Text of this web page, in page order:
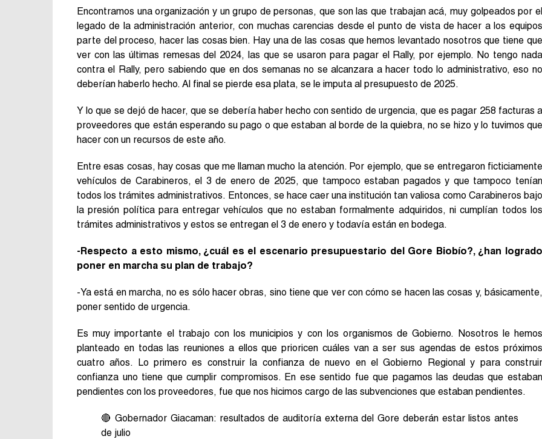
Encontramos una organización y un grupo de personas, que son las que trabajan acá, muy golpeados por el
legado de la administración anterior, con muchas carencias desde el punto de vista de hacer a los equipos
parte del proceso, hacer las cosas bien. Hay una de las cosas que hemos levantado nosotros que tiene que
ver con las últimas remesas del 2024, las que se usaron para pagar el Rally, por ejemplo. No tengo nada
contra el Rally, pero sabiendo que en dos semanas no se alcanzara a hacer todo lo administrativo, eso no
deberían haberlo hecho. Al final se pierde esa plata, se le imputa al presupuesto de 2025.
Y lo que se dejó de hacer, que se debería haber hecho con sentido de urgencia, que es pagar 258 facturas a
proveedores que están esperando su pago o que estaban al borde de la quiebra, no se hizo y lo tuvimos que
hacer con un recursos de este año.
Entre esas cosas, hay cosas que me llaman mucho la atención. Por ejemplo, que se entregaron ficticiamente
vehículos de Carabineros, el 3 de enero de 2025, que tampoco estaban pagados y que tampoco tenían
todos los trámites administrativos. Entonces, se hace caer una institución tan valiosa como Carabineros bajo
la presión política para entregar vehículos que no estaban formalmente adquiridos, ni cumplían todos los
trámites administrativos y estos se entregan el 3 de enero y todavía están en bodega.
-Respecto a esto mismo, ¿cuál es el escenario presupuestario del Gore Biobío?, ¿han logrado
poner en marcha su plan de trabajo?
-Ya está en marcha, no es sólo hacer obras, sino tiene que ver con cómo se hacen las cosas y, básicamente,
poner sentido de urgencia.
Es muy importante el trabajo con los municipios y con los organismos de Gobierno. Nosotros le hemos
planteado en todas las reuniones a ellos que prioricen cuáles van a ser sus agendas de estos próximos
cuatro años. Lo primero es construir la confianza de nuevo en el Gobierno Regional y para construir
confianza uno tiene que cumplir compromisos. En ese sentido fue que pagamos las deudas que estaban
pendientes con los proveedores, fue que nos hicimos cargo de las subvenciones que estaban pendientes.
🔴 Gobernador Giacaman: resultados de auditoría externa del Gore deberán estar listos antes
de julio